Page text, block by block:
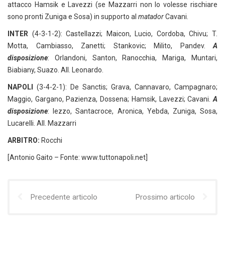
attacco Hamsik e Lavezzi (se Mazzarri non lo volesse rischiare
sono pronti Zuniga e Sosa) in supporto al matadorCavani.
INTER (4-3-1-2): Castellazzi; Maicon, Lucio, Cordoba, Chivu; T.
Motta, Cambiasso, Zanetti; Stankovic; Milito, Pandev. A
disposizione: Orlandoni, Santon, Ranocchia, Mariga, Muntari,
Biabiany, Suazo. All. Leonardo.
NAPOLI
(3-4-2-1): De Sanctis; Grava, Cannavaro, Campagnaro;
Maggio, Gargano, Pazienza, Dossena; Hamsik, Lavezzi; Cavani. A
disposizione: Iezzo, Santacroce, Aronica, Yebda, Zuniga, Sosa,
Lucarelli. All. Mazzarri
ARBITRO: Rocchi
[Antonio Gaito – Fonte: www.tuttonapoli.net]
Precedente articolo Prossimo articolo